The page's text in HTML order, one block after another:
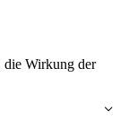
die Wirkung der